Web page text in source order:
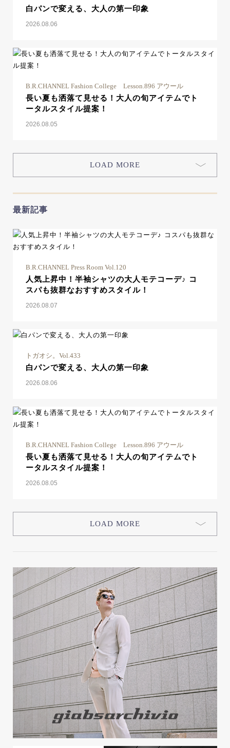
白パンで変える、大人の第一印象
2026.08.06
B.R.CHANNEL Fashion College Lesson.896 アウール
長い夏も洒落て見せる！大人の旬アイテムでト
ータルスタイル提案！
2026.08.05
LOAD MORE
最新記事
B.R.CHANNEL Press Room Vol.120
人気上昇中！半袖シャツの大人モテコーデ♪ コ
スパも抜群なおすすめスタイル！
2026.08.07
トガオシ。Vol.433
白パンで変える、大人の第一印象
2026.08.06
B.R.CHANNEL Fashion College Lesson.896 アウール
長い夏も洒落て見せる！大人の旬アイテムでト
ータルスタイル提案！
2026.08.05
LOAD MORE